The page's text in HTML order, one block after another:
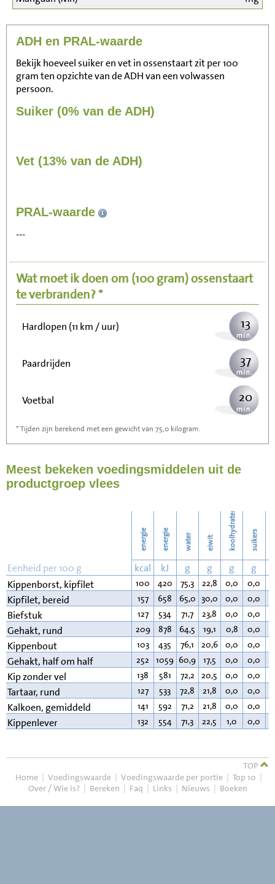
ADH en PRAL-waarde
Bekijk hoeveel suiker en vet in ossenstaart zit per 100
gram ten opzichte van de ADH van een volwassen
persoon.
Suiker (0% van de ADH)
Vet (13% van de ADH)
PRAL-waarde
---
Wat moet ik doen om (100 gram)ossenstaart
te verbranden? *
Zitten, tv kijken
Wandelen (5 km/uur) 33
Hardlopen (11 km / uur) 13
Paardrijden 37
Voetbal 20
Stofzuigen
Strijken 64
73
* Tijden zijn berekend met een gewicht van 75,0 kilogram.
Meest bekeken voedingsmiddelen uit de
productgroep vlees
energie energie water eiwit koolhydraten suikers
Eenheid per 100 g kcal kJ g g g g
Kippenborst, kipfilet
100 420 75,3 22,8 0,0 0,0
Kipfilet, bereid 157 658 65,0 30,0 0,0 0,0
Biefstuk 127 534 71,7 23,8 0,0 0,0
Gehakt, rund 209 878 64,5 19,1 0,8 0,0
Kippenbout 103 435 76,1 20,6 0,0 0,0
Gehakt, half om half 252 1059 60,9 17,5 0,0 0,0
Kip zonder vel 138 581 72,2 20,5 0,0 0,0
Tartaar, rund 127 533 72,8 21,8 0,0 0,0
Kalkoen, gemiddeld 141 592 71,2 21,8 0,0 0,0
Kippenlever 132 554 71,3 22,5 1,0 0,0
TOP
Home | Voedingswaarde | Voedingswaarde per portie | Top 10 |
Over / Wie is? | Bereken | Faq | Links | Nieuws | Boeken